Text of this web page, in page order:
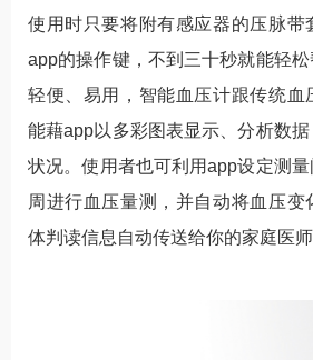
使用时只要将附有感应器的压脉带
app的操作键，不到三十秒就能轻
轻便、易用，智能血压计跟传统血
能藉app以多彩图表显示、分析数
状况。使用者也可利用app设定测
周进行血压量测，并自动将血压变
体判读信息自动传送给你的家庭医师